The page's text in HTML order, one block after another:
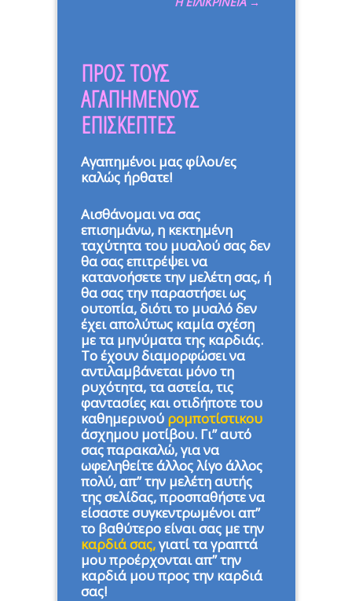
ΠΡΟΣ ΤΟΥΣ
ΑΓΑΠΗΜΕΝΟΥΣ
ΕΠΙΣΚΕΠΤΕΣ
Αγαπημένοι μας φίλοι/ες
καλώς ήρθατε!
Αισθάνομαι να σας
επισημάνω, η κεκτημένη
ταχύτητα του μυαλού σας δεν
θα σας επιτρέψει να
κατανοήσετε την μελέτη σας, ή
θα σας την παραστήσει ως
ουτοπία, διότι το μυαλό δεν
έχει απολύτως καμία σχέση
με τα μηνύματα της καρδιάς.
Το έχουν διαμορφώσει να
αντιλαμβάνεται μόνο τη
ρυχότητα, τα αστεία, τις
φαντασίες και οτιδήποτε του
καθημερινού ρομποτίστικου
άσχημου μοτίβου. Γι” αυτό
σας παρακαλώ, για να
ωφεληθείτε άλλος λίγο άλλος
πολύ, απ” την μελέτη αυτής
της σελίδας, προσπαθήστε να
είσαστε συγκεντρωμένοι απ”
το βαθύτερο είναι σας με την
καρδιά σας,γιατί τα γραπτά
μου προέρχονται απ” την
καρδιά μου προς την καρδιά
σας!